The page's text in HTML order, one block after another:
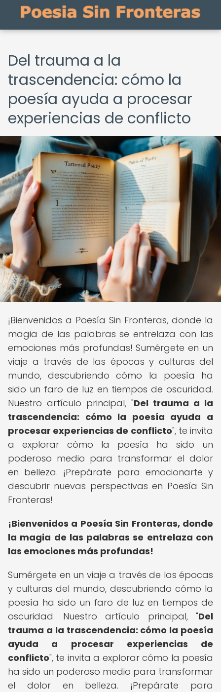
Del trauma a la
trascendencia: cómo la
poesía ayuda a procesar
experiencias de conflicto
¡Bienvenidos a Poesía Sin Fronteras, donde la
magia de las palabras se entrelaza con las
emociones más profundas! Sumérgete en un
viaje a través de las épocas y culturas del
mundo, descubriendo cómo la poesía ha
sido un faro de luz en tiempos de oscuridad.
Nuestro artículo principal, "Del trauma a la
trascendencia: cómo la poesía ayuda a
procesar experiencias de conflicto", te invita
a explorar cómo la poesía ha sido un
poderoso medio para transformar el dolor
en belleza. ¡Prepárate para emocionarte y
descubrir nuevas perspectivas en Poesía Sin
Fronteras!
¡Bienvenidos a Poesía Sin Fronteras, donde
la magia de las palabras se entrelaza con
las emociones más profundas!
Sumérgete en un viaje a través de las épocas
y culturas del mundo, descubriendo cómo la
poesía ha sido un faro de luz en tiempos de
oscuridad. Nuestro artículo principal, "Del
trauma a la trascendencia: cómo la poesía
ayuda a procesar experiencias de
conflicto", te invita a explorar cómo la poesía
ha sido un poderoso medio para transformar
el dolor en belleza. ¡Prepárate para